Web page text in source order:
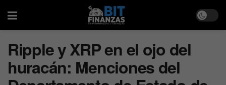
Ripple y XRP en el ojo del
huracán: Menciones del